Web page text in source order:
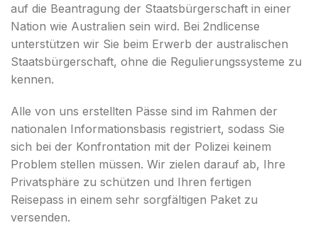
auf die Beantragung der Staatsbürgerschaft in einer
Nation wie Australien sein wird. Bei 2ndlicense
unterstützen wir Sie beim Erwerb der australischen
Staatsbürgerschaft, ohne die Regulierungssysteme zu
kennen.
Alle von uns erstellten Pässe sind im Rahmen der
nationalen Informationsbasis registriert, sodass Sie
sich bei der Konfrontation mit der Polizei keinem
Problem stellen müssen. Wir zielen darauf ab, Ihre
Privatsphäre zu schützen und Ihren fertigen
Reisepass in einem sehr sorgfältigen Paket zu
versenden.